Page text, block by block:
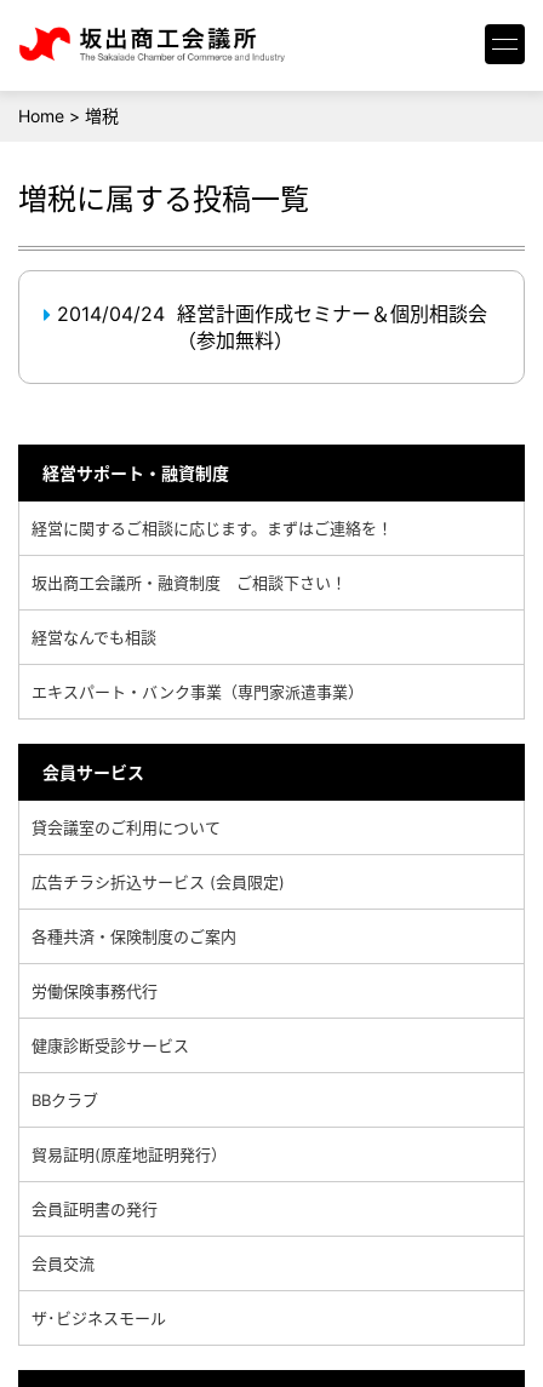
Home > 増税
増税に属する投稿一覧
2014/04/24 経営計画作成セミナー＆個別相談会
（参加無料）
経営サポート・融資制度
経営に関するご相談に応じます。まずはご連絡を！
坂出商工会議所・融資制度 ご相談下さい！
経営なんでも相談
エキスパート・バンク事業（専門家派遣事業）
会員サービス
貸会議室のご利用について
広告チラシ折込サービス (会員限定)
各種共済・保険制度のご案内
労働保険事務代行
健康診断受診サービス
BBクラブ
貿易証明(原産地証明発行）
会員証明書の発行
会員交流
ザ･ビジネスモール